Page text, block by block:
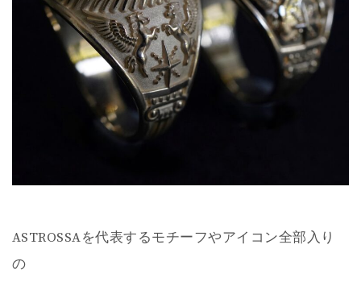
ASTROSSAを代表するモチーフやアイコン全部入り
の